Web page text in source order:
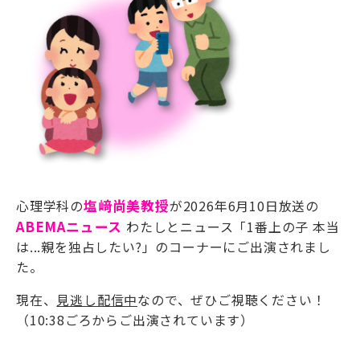
心理学科の塩﨑尚美教授が2026年6月10日放送の
ABEMAニュース わたしとニュース「1番上の子 本当
は...親を独占したい?」のコーナーにご出演されまし
た。
現在、 見逃し配信中なので、ぜひご視聴ください！
（10:38ごろからご出演されています）